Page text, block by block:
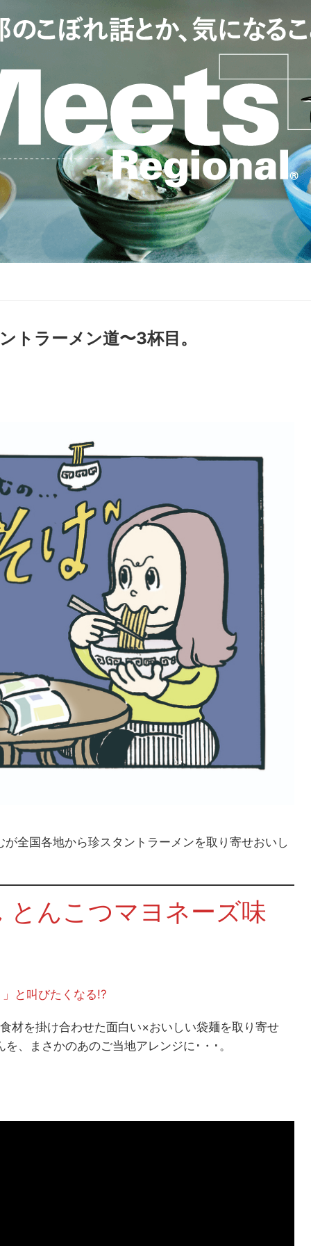
トラーメン道〜3杯目。
全国各地から珍スタントラーメンを取り寄せおいし
んこつマヨネーズ味
と叫びたくなる!?
材を掛け合わせた面白い×おいしい袋麺を取り寄せ
、まさかのあのご当地アレンジに･・･。